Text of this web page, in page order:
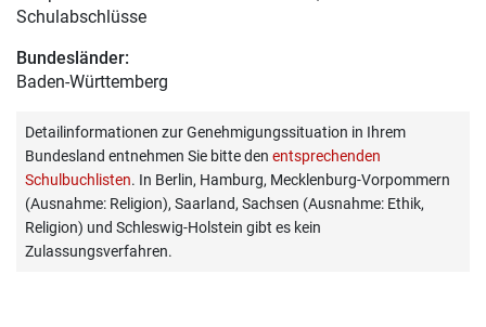
Schulabschlüsse
Bundesländer:
Baden-Württemberg
Detailinformationen zur Genehmigungssituation in Ihrem
Bundesland entnehmen Sie bitte den entsprechenden
Schulbuchlisten. In Berlin, Hamburg, Mecklenburg-Vorpommern
(Ausnahme: Religion), Saarland, Sachsen (Ausnahme: Ethik,
Religion) und Schleswig-Holstein gibt es kein
Zulassungsverfahren.